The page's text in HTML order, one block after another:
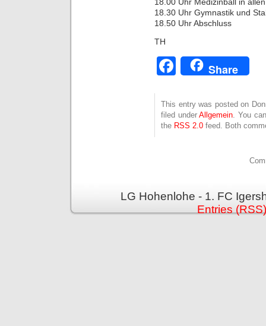
18.00 Uhr Medizinball in
18.30 Uhr Gymnastik und
18.50 Uhr Abschluss
TH
Facebook
Share
This entry was posted on
filed underAllgemein . You
the RSS 2.0 feed. Both
LG Hohenlohe - 1. FC
Entries (RSS)